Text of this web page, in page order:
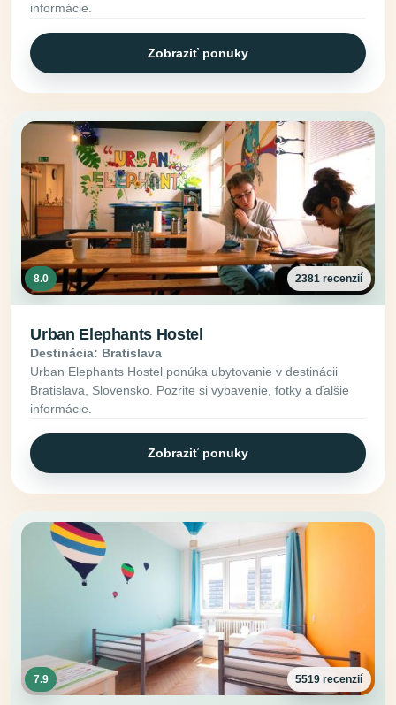
informácie.
Zobraziť ponuky
8.0 2381 recenzií
Urban Elephants Hostel
Destinácia: Bratislava
Urban Elephants Hostel ponúka ubytovanie v destinácii
Bratislava, Slovensko. Pozrite si vybavenie, fotky a ďalšie
informácie.
Zobraziť ponuky
7.9 5519 recenzií